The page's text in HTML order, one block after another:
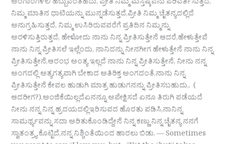
ಅಂಗಾಂಗಳಲಿ ಹಬ್ಬುವಂತಹದು, ಪ್ರೀತಿ ನಿಮ್ಮ ಮಸ್ತಿಷ್ಕವನು ಪರಿವರ್ತಿಸುತ್ತದೆ,
ನಿಮ್ಮ ಮಾತಿನ ಧಾಟಿಯನ್ನು ಮುನ್ನಡೆಸುತ್ತದೆ,ಪ್ರೀತಿ ನಿಮ್ಮ ಚೈತನ್ಯದಲ್ಲಿದೆ
ಅನುಗ್ರಹಿಸುತ್ತದೆ, ನಿಮ್ಮ ಉಸಿರಿರುವವರೆಗೆ ಪ್ರತಿದಿನ ನಿಮ್ಮನ್ನು
ಅರಳಿಸುತ್ತಿರುತ್ತದೆ, ಹೇಳೋದು ನಾನು ನಿನ್ನ ಪ್ರೀತಿಸುತ್ತೇನೆ ಆದರೆ,ಹೇಳುತ್ತೇವೆ
ನಾನು ನಿನ್ನ ಪ್ರೀತಿಸಲೆ ಇಲ್ಲೆಂದು, ನಾನಿದನ್ನು ನೀನಗೀಗ ಹೇಳುತ್ತೇನೆ ನಾನು ನಿನ್ನ
ಪ್ರೀತಿಸುತ್ತೇನೆ.ಆರಂಭ ಅಂತ್ಯ ಇಲ್ಲದೆ ನಾನು ನಿನ್ನ ಪ್ರೀತಿಸುತ್ತೇನೆ, ನೀನು ನನ್ನ
ಅಂಗದಲ್ಲಿ ಅತ್ಯಗತ್ಯವಾಗಿ ಬೇಕಾದ ಅತಿರಿಕ್ತ ಅಂಗದಂತೆ,ನಾನು ನಿನ್ನ
ಪ್ರೀತಿಸುತ್ತೇನೆ ಕೇವಲ ಹುಡುಗಿ ಮಾತ್ರ ಹುಡುಗನನ್ನು ಪ್ರೀತಿಸಬಹುದು,. (
ಆದರೀಗ?).ಅಂಜಿಕೆಯಿಲ್ಲದೆಏನನ್ನೂ ಅಪೇಕ್ಷಿಸದೆ ಏನೂ ತಿರುಗಿ ಪಡೆಯದೆ
ನೀನು ನನ್ನ ನಿನ್ನ ಹ್ರದಯದಲ್ಲಿಇರಿಸುವದ ಹೊರತು ಪಡಿಸಿ,ನಾನಿನ್ನ
ಸಾಮರ್ಥ್ಯವನ್ನು ಸದಾ ಅರಿತುಕೊಂಡಿದ್ದೇನೆ ನಿನ್ನ ಕಣ್ಣು ನಿನ್ನ ಚೈತನ್ಯ ನನಗೆ
ಸ್ವಾತಂತ್ರ್ಯ ಕೊಟ್ಟಿದೆ,ನನ್ನ ನಿಶ್ಚಿಂತೆಯಿಂದ ಹಾರಲು ಬಿಡು. — Sometimes